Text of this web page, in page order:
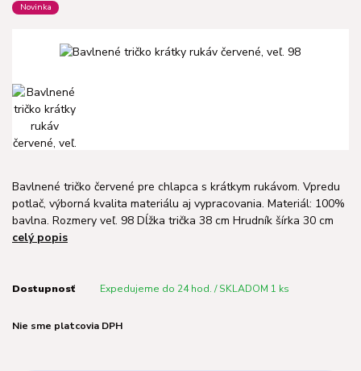
Novinka
Bavlnené tričko červené pre chlapca s krátkym rukávom. Vpredu
potlač, výborná kvalita materiálu aj vypracovania. Materiál: 100%
bavlna. Rozmery veľ. 98 Dĺžka trička 38 cm Hrudník šírka 30 cm
celý popis
Dostupnosť Expedujeme do 24 hod. / SKLADOM 1 ks
Nie sme platcovia DPH